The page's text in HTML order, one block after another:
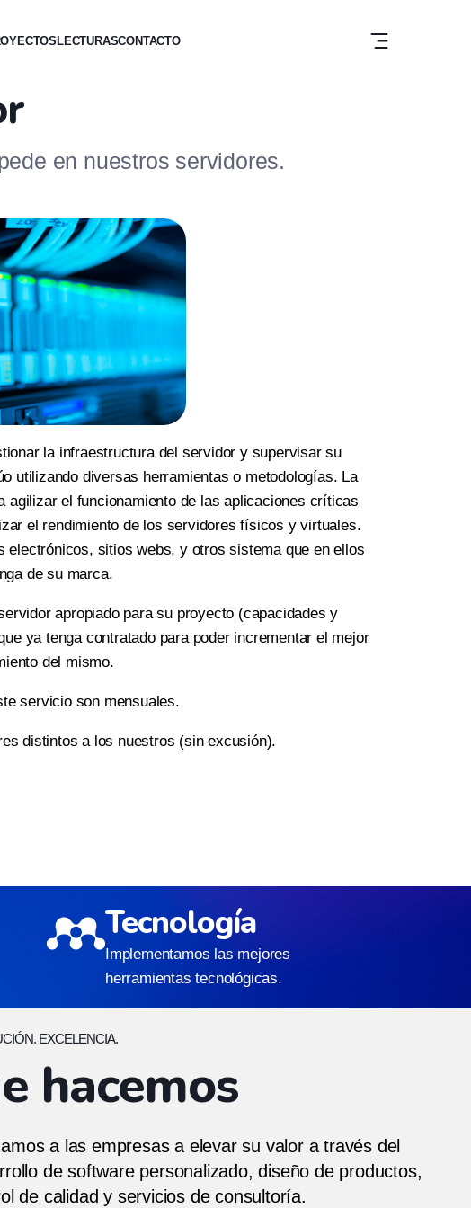
LECTURASCONTACTO
en nuestros servidores.
la infraestructura del servidor y supervisar su
utilizando diversas herramientas o metodologías. La
agilizar el funcionamiento de las aplicaciones críticas
el rendimiento de los servidores físicos y virtuales.
electrónicos, sitios webs, y otros sistema que en ellos
de su marca.
apropiado para su proyecto (capacidades y
ya tenga contratado para poder incrementar el mejor
del mismo.
servicio son mensuales.
distintos a los nuestros (sin excusión).
Tecnología
Implementamos las mejores
herramientas tecnológicas.
EXCELENCIA.
hacemos
a las empresas a elevar su valor a través del
de software personalizado, diseño de productos,
de calidad y servicios de consultoría.